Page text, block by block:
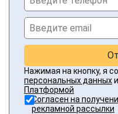
Нажимая на кнопку, я
персональных данных
Платформой
Согласен на
рекламной рассылки